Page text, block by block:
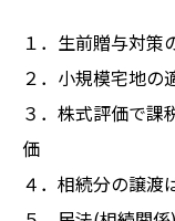
１．生前贈与対策
２．小規模宅地の
３．株式評価で課
価
４．相続分の譲渡